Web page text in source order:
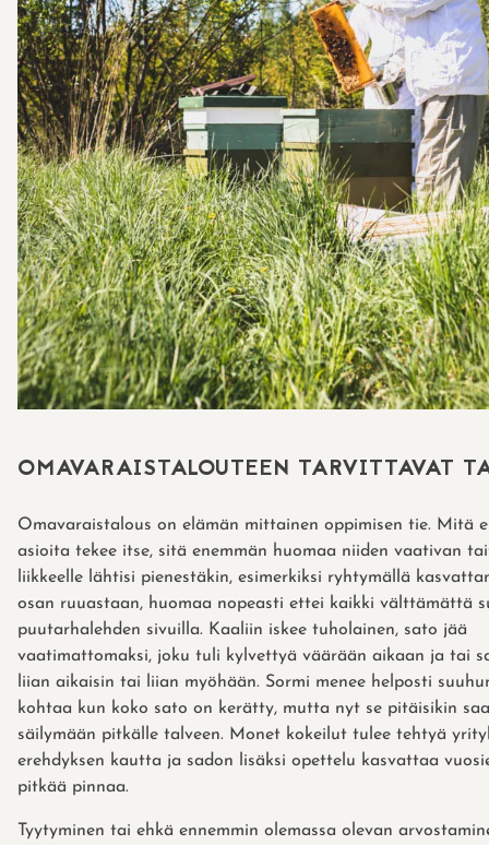
OMAVARAISTALOUTEEN TARVITTAVAT
Omavaraistalous on elämän mittainen oppimisen tie. Mitä
asioita tekee itse, sitä enemmän huomaa niiden vaativan
liikkeelle lähtisi pienestäkin, esimerkiksi ryhtymällä
osan ruuastaan, huomaa nopeasti ettei kaikki välttämättä
puutarhalehden sivuilla. Kaaliin iskee tuholainen, sato jää
vaatimattomaksi, joku tuli kylvettyä väärään aikaan ja tai
liian aikaisin tai liian myöhään. Sormi menee helposti
kohtaa kun koko sato on kerätty, mutta nyt se pitäisikin
säilymään pitkälle talveen. Monet kokeilut tulee tehtyä
erehdyksen kautta ja sadon lisäksi opettelu kasvattaa
pitkää pinnaa.
Tyytyminen tai ehkä ennemmin olemassa olevan